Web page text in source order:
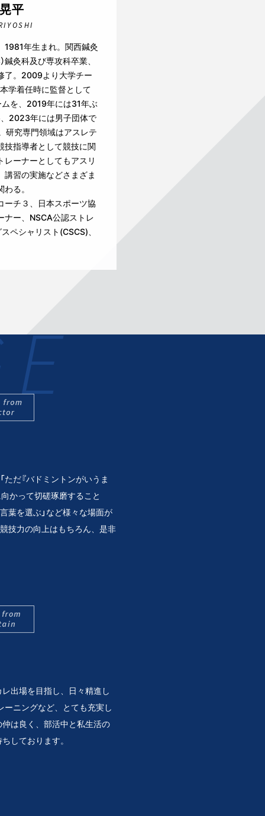
平
1981年生まれ。関西鍼灸
鍼灸科及び専攻科卒業、
了。2009より大学チー
学着任時に監督として
を、2019年には31年ぶ
2023年には男子団体で
研究専門領域はアスレテ
技指導者として競技に関
ーナーとしてもアスリ
習の実施などさまざま
る。
ーチ３、日本スポーツ協
ナー、NSCA公認ストレ
ペシャリスト(CSCS)、
だ『バドミントンがいうま
かって切磋琢磨すること
葉を選ぶ」など様々な場面が
技力の向上はもちろん、是非
出場を目指し、日々精進し
ーニングなど、とても充実し
は良く、部活中と私生活の
しております。